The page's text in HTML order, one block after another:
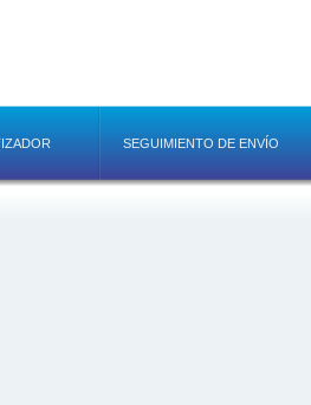
SEGUIMIENTO DE ENVÍO